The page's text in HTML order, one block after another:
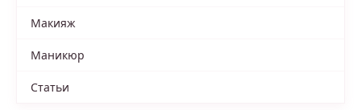
Макияж
Маникюр
Статьи